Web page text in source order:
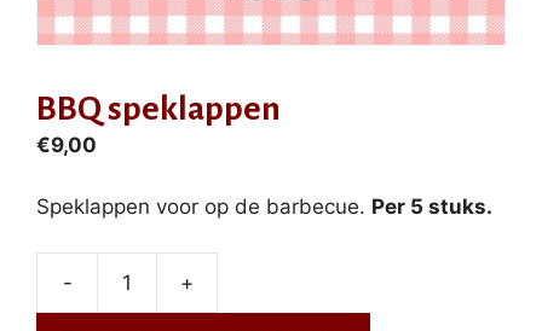
BBQ speklappen
€9,00
Speklappen voor op de barbecue. Per 5 stuks.
- +